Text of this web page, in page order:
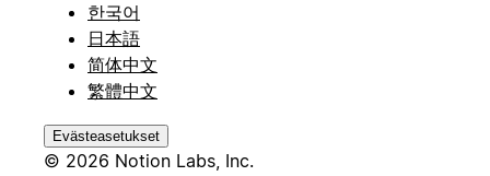
한국어
日本語
简体中文
繁體中文
Evästeasetukset
© 2026 Notion Labs, Inc.